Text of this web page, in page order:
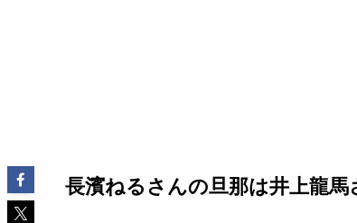
長濱ねるさんの旦那は井上龍馬